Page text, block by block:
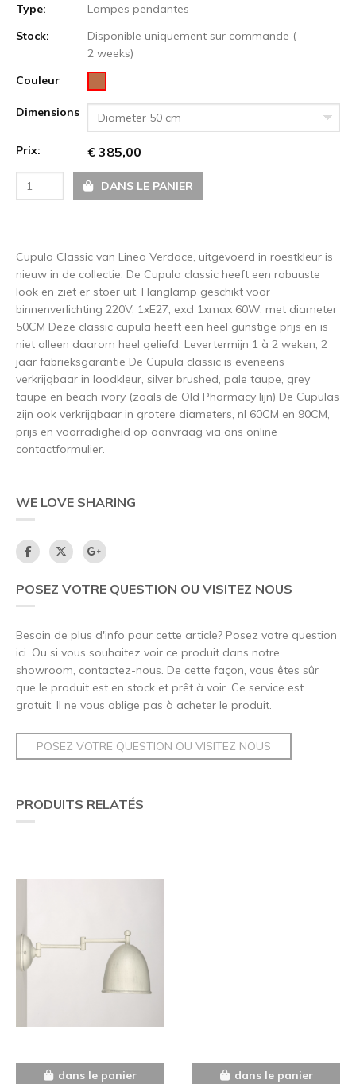
Type:
Lampes pendantes
Stock:
Disponible uniquement sur commande (
2 weeks)
Couleur
Dimensions Diameter 50 cm
Prix: € 385,00
DANS LE PANIER
Cupula Classic van Linea Verdace, uitgevoerd in roestkleur is
nieuw in de collectie. De Cupula classic heeft een robuuste
look en ziet er stoer uit. Hanglamp geschikt voor
binnenverlichting 220V, 1xE27, excl 1xmax 60W, met diameter
50CM Deze classic cupula heeft een heel gunstige prijs en is
niet alleen daarom heel geliefd. Levertermijn 1 à 2 weken, 2
jaar fabrieksgarantie De Cupula classic is eveneens
verkrijgbaar in loodkleur, silver brushed, pale taupe, grey
taupe en beach ivory (zoals de Old Pharmacy lijn) De Cupulas
zijn ook verkrijgbaar in grotere diameters, nl 60CM en 90CM,
prijs en voorradigheid op aanvraag via ons online
contactformulier.
WE LOVE SHARING
POSEZ VOTRE QUESTION OU VISITEZ NOUS
Besoin de plus d'info pour cette article? Posez votre question
ici. Ou si vous souhaitez voir ce produit dans notre
showroom, contactez-nous. De cette façon, vous êtes sûr
que le produit est en stock et prêt à voir. Ce service est
gratuit. Il ne vous oblige pas à acheter le produit.
POSEZ VOTRE QUESTION OU VISITEZ NOUS
PRODUITS RELATÉS
dans le panier dans le panier